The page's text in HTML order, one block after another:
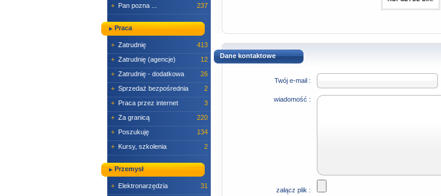
+ Pan pozna ... 237
Praca
+ Zatrudnię
413
+ Zatrudnię (agencje)
12
+ Zatrudnię - dodatkowa
26
+ Sprzedaż bezpośrednia
2
+ Praca przez internet
3
+ Za granicą
220
+ Poszukuję
134
+ Kursy, szkolenia 2
Przemysł
+ Elektronarzędzia
31
Dane kontaktowe
Twój e-mail :
wiadomość :
załącz plik :